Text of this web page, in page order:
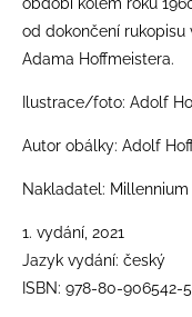
od dokončení rukopisu
Adama Hoffmeistera.
Ilustrace/foto: Adolf
Autor obálky: Adolf
Nakladatel:
1. vydání, 2021
Jazyk vydání: český
ISBN: 978-80-906542-